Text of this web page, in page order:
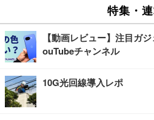
特集・
【動画レビュー】注目ガ
ouTubeチャンネル
10G光回線導入レポ